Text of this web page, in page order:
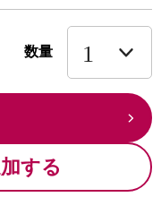
数量
する